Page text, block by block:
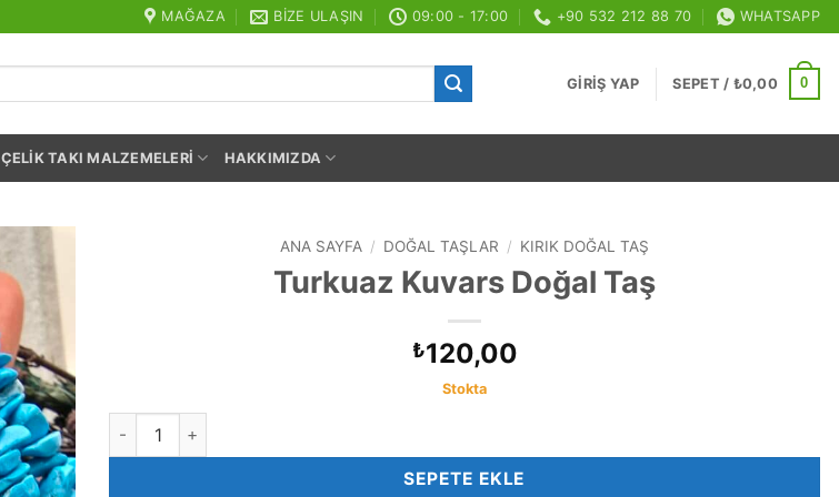
MAĞAZA BIZE ULAŞIN 09:00 - 17:00 +90 532 212 88 70 WHATSAPP
GIRIŞ YAP SEPET / ₺0,00 0
ÇELIK TAKI MALZEMELERI HAKKIMIZDA
ANA SAYFA / DOĞAL TAŞLAR / KIRIK DOĞAL TAŞ
Turkuaz Kuvars Doğal Taş
₺120,00
Stokta
Turkuaz Kuvars Doğal Taş adet
SEPETE EKLE